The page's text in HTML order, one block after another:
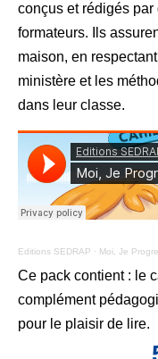
conçus et rédigés
formateurs. Ils
maison, en
ministère et les
dans leur classe.
Editions SEDRAP · Moi, Je
Ce pack contient : le
complément
pour le plaisir de lire.